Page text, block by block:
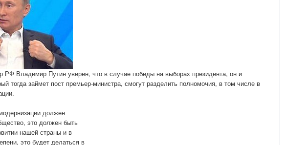
РФ Владимир Путин уверен, что в случае победы на выборах президента, он и
тогда займет пост премьер-министра, смогут разделить полномочия, в том числе в
должен
это должен быть
нашей страны и в
это будет делаться в